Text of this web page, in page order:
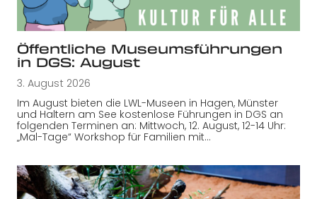
Öffentliche Museumsführungen
in DGS: August
3. August 2026
Im August bieten die LWL-Museen in Hagen, Münster
und Haltern am See kostenlose Führungen in DGS an
folgenden Terminen an: Mittwoch, 12. August, 12-14 Uhr:
„Mal-Tage“ Workshop für Familien mit…